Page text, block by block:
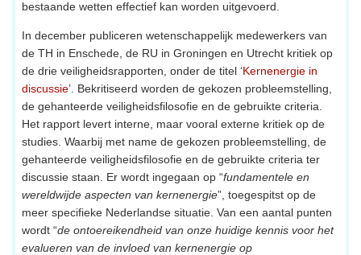
bestaande wetten effectief kan worden uitgevoerd.
In december publiceren wetenschappelijk medewerkers van
de TH in Enschede, de RU in Groningen en Utrecht kritiek op
de drie veiligheidsrapporten, onder de titel ‘Kernenergie in
discussie’. Bekritiseerd worden de gekozen probleemstelling,
de gehanteerde veiligheidsfilosofie en de gebruikte criteria.
Het rapport levert interne, maar vooral externe kritiek op de
studies. Waarbij met name de gekozen probleemstelling, de
gehanteerde veiligheidsfilosofie en de gebruikte criteria ter
discussie staan. Er wordt ingegaan op “fundamentele en
wereldwijde aspecten van kernenergie”, toegespitst op de
meer specifieke Nederlandse situatie. Van een aantal punten
wordt “de ontoereikendheid van onze huidige kennis voor het
evalueren van de invloed van kernenergie op